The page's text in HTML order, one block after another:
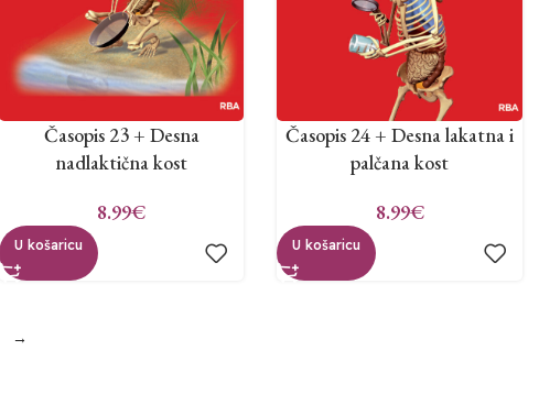
Časopis 23 + Desna
nadlaktična kost
8.99€
U košaricu
Časopis 24 + Desna lakatna i
palčana kost
8.99€
U košaricu
→